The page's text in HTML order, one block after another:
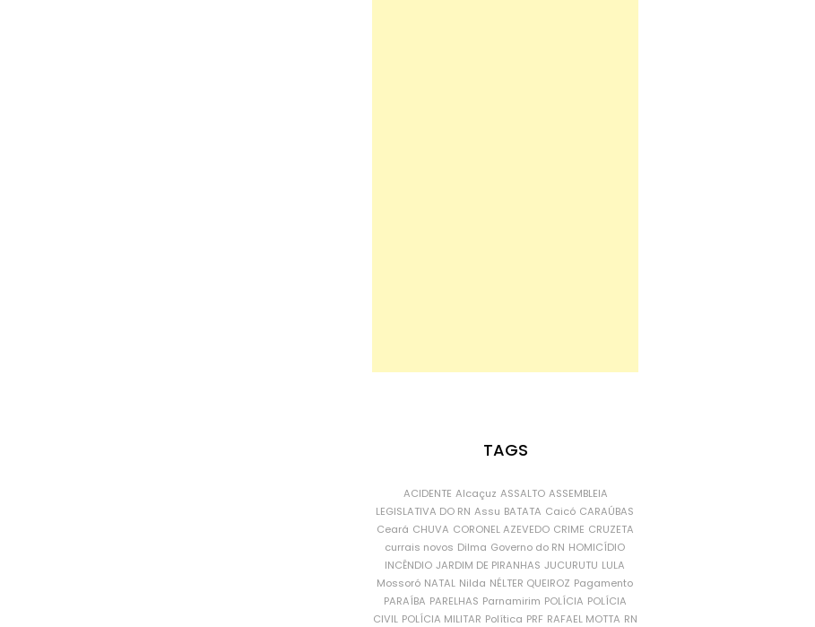
TAGS
ACIDENTE Alcaçuz ASSALTO ASSEMBLEIA
LEGISLATIVA DO RN Assu BATATA Caicó CARAÚBAS
Ceará CHUVA CORONEL AZEVEDO CRIME CRUZETA
currais novos Dilma Governo do RN HOMICÍDIO
INCÊNDIO JARDIM DE PIRANHAS JUCURUTU LULA
Mossoró NATAL Nilda NÉLTER QUEIROZ Pagamento
PARAÍBA PARELHAS Parnamirim POLÍCIA POLÍCIA
CIVIL POLÍCIA MILITAR Política PRF RAFAEL MOTTA RN